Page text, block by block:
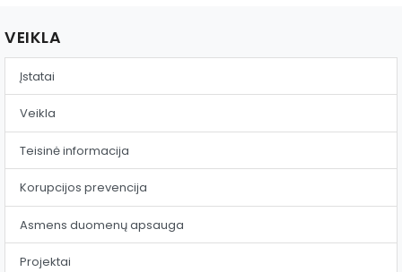
VEIKLA
Įstatai
Veikla
Teisinė informacija
Korupcijos prevencija
Asmens duomenų apsauga
Projektai